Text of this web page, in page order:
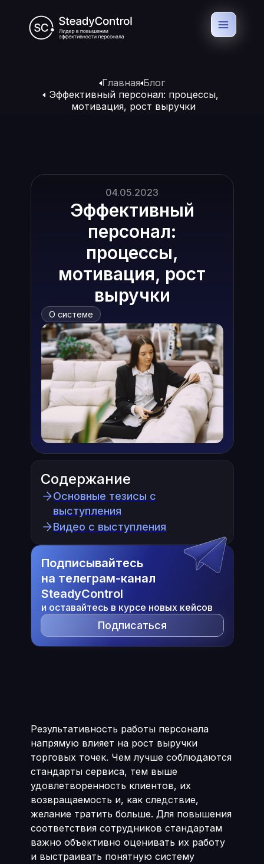
04.05.2023
Эффективный
персонал:
процессы,
мотивация, рост
выручки
О системе
Содержание
Основные тезисы с
выступления
Видео с выступления
Подписывайтесь
на телеграм-канал
SteadyControl
и оставайтесь в курсе новых кейсов
Подписаться
Результативность работы персонала
напрямую влияет на рост выручки
торговых точек. Чем лучше соблюдаются
стандарты сервиса, тем выше
удовлетворенность клиентов, их
возвращаемость и, как следствие,
желание тратить больше. Для повышения
соответствия сотрудников стандартам
важно объективно оценивать их работу
и выстраивать понятную систему
Главная Блог
Эффективный персонал: процессы,
мотивация, рост выручки